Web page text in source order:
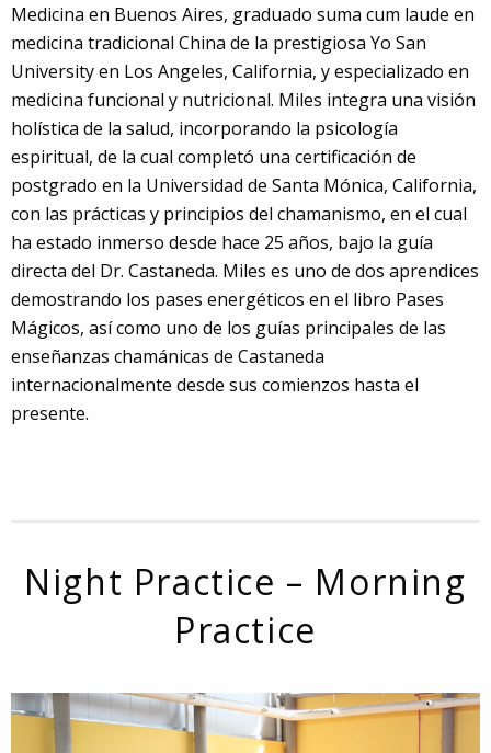
Medicina en Buenos Aires, graduado suma cum laude en
medicina tradicional China de la prestigiosa Yo San
University en Los Angeles, California, y especializado en
medicina funcional y nutricional. Miles integra una visión
holística de la salud, incorporando la psicología
espiritual, de la cual completó una certificación de
postgrado en la Universidad de Santa Mónica, California,
con las prácticas y principios del chamanismo, en el cual
ha estado inmerso desde hace 25 años, bajo la guía
directa del Dr. Castaneda. Miles es uno de dos aprendices
demostrando los pases energéticos en el libro Pases
Mágicos, así como uno de los guías principales de las
enseñanzas chamánicas de Castaneda
internacionalmente desde sus comienzos hasta el
presente.
Night Practice – Morning
Practice